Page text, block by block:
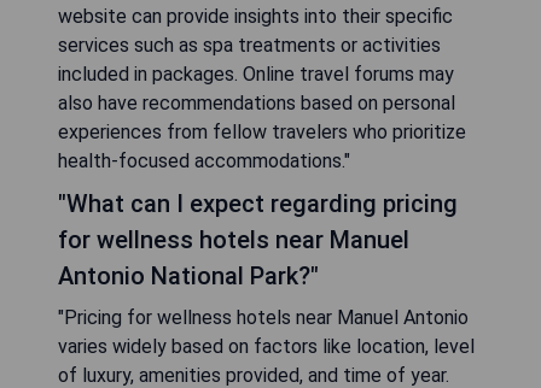
website can provide insights into their specific
services such as spa treatments or activities
included in packages. Online travel forums may
also have recommendations based on personal
experiences from fellow travelers who prioritize
health-focused accommodations."
"What can I expect regarding pricing
for wellness hotels near Manuel
Antonio National Park?"
"Pricing for wellness hotels near Manuel Antonio
varies widely based on factors like location, level
of luxury, amenities provided, and time of year.